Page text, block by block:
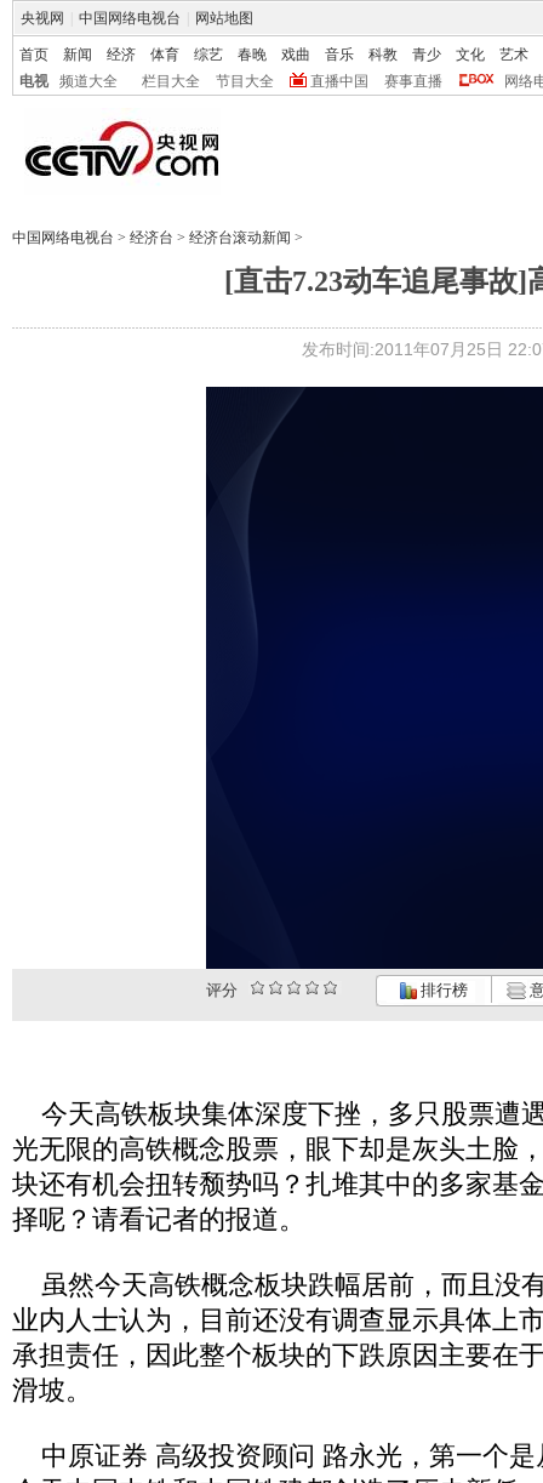
央视网 中国网络电视台 网站地图
首页 新闻 经济 体育 综艺 春晚 戏曲 音乐 科教 青少 文化
艺术
电视
频道大全 栏目大全 节目大全 直播中国 赛事直播 网络
中国网络电视台 > 经济台 > 经济台滚动新闻 >
[直击7.23动车追尾事故]
发布时间:2011年07月25日
评分 排行榜
今天高铁板块集体深度下挫，多只股票遭
光无限的高铁概念股票，眼下却是灰头土脸
块还有机会扭转颓势吗？扎堆其中的多家基
择呢？请看记者的报道。
虽然今天高铁概念板块跌幅居前，而且没
业内人士认为，目前还没有调查显示具体上
承担责任，因此整个板块的下跌原因主要在
滑坡。
中原证券 高级投资顾问 路永光，第一个是